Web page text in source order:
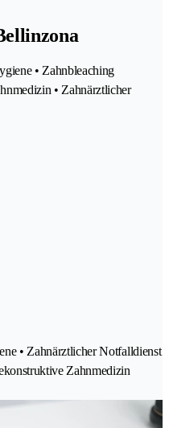
• Zahnbleaching
• Zahnärztlicher
• Zahnärztlicher Notfalldienst
Zahnmedizin